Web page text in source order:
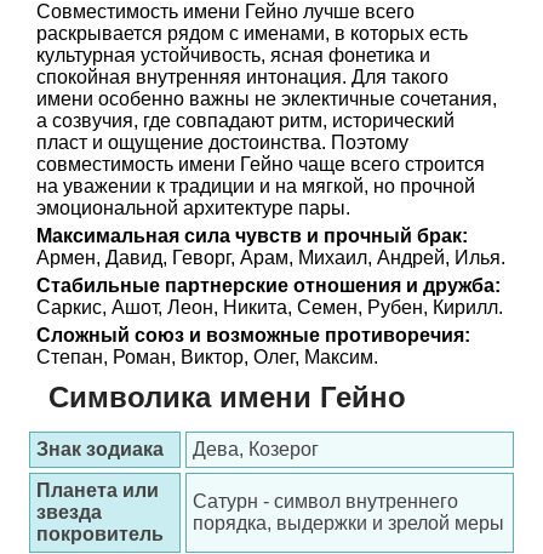
Совместимость имени Гейно лучше всего
раскрывается рядом с именами, в которых есть
культурная устойчивость, ясная фонетика и
спокойная внутренняя интонация. Для такого
имени особенно важны не эклектичные сочетания,
а созвучия, где совпадают ритм, исторический
пласт и ощущение достоинства. Поэтому
совместимость имени Гейно чаще всего строится
на уважении к традиции и на мягкой, но прочной
эмоциональной архитектуре пары.
Максимальная сила чувств и прочный брак:
Армен, Давид, Геворг, Арам, Михаил, Андрей, Илья.
Стабильные партнерские отношения и дружба:
Саркис, Ашот, Леон, Никита, Семен, Рубен, Кирилл.
Сложный союз и возможные противоречия:
Степан, Роман, Виктор, Олег, Максим.
Символика имени Гейно
Знак зодиака
Дева, Козерог
Планета или
звезда
покровитель
Сатурн - символ внутреннего
порядка, выдержки и зрелой меры